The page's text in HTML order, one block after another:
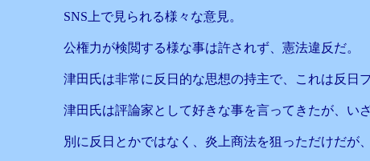
SNS上で見られる様々な意見。
公権力が検閲する様な事は許されず、憲法違反だ。
津田氏は非常に反日的な思想の持主で、これは反日
津田氏は評論家として好きな事を言ってきたが、い
別に反日とかではなく、炎上商法を狙っただけだが